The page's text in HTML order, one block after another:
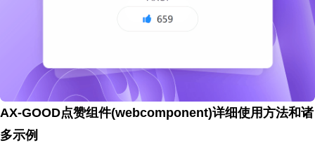
AX-GOOD点赞组件(webcomponent)详细使用方法和诸
多示例